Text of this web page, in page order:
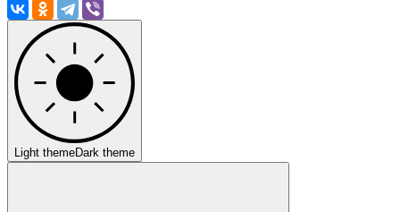
Light themeDark theme